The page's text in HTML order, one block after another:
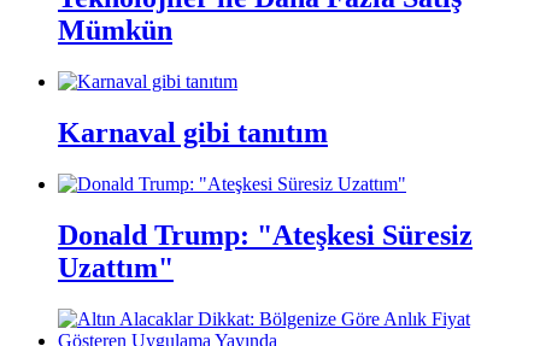
Mümkün
Karnaval gibi tanıtım
Donald Trump: "Ateşkesi Süresiz
Uzattım"